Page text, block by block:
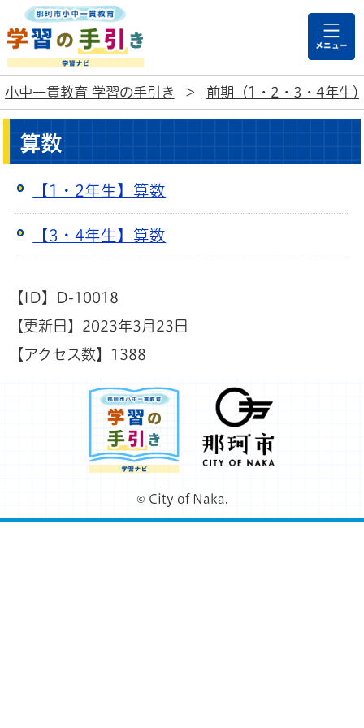
那珂市小中一貫教
小中一貫教育 学習の手引き > 前期（1・2・3・4年生
算数
【1・2年生】算数
【3・4年生】算数
【ID】
D-10018
【更新日】 2023年3月23日
【アクセス数】
1388
那珂市小中一貫教育
© City of Naka.